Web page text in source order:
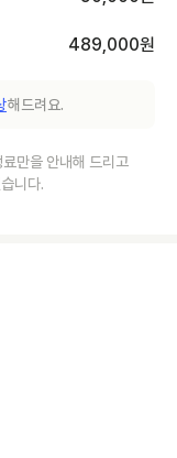
489,000원
해드려요.
만을 안내해 드리고
니다.